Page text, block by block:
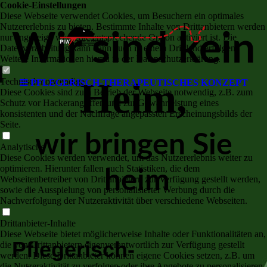
PFLEGERISCH-THERAPEUTISCHES KONZEPT
Wir sind kein
Heim,
wir bringen Sie
heim
Pflegerisch-
Cookie-Einstellungen
Diese Webseite verwendet Cookies, um Besuchern ein optimales
Nutzererlebnis zu bieten. Bestimmte Inhalte von Drittanbietern werden
nur angezeigt, wenn die entsprechende Option aktiviert ist. Die
Datenverarbeitung kann dann auch in einem Drittland erfolgen.
Weitere Informationen hierzu in der Datenschutzerklärung.
Technisch notwendige
Diese Cookies sind zum Betrieb der Webseite notwendig, z.B. zum
Schutz vor Hackerangriffen und zur Gewährleistung eines
konsistenten und der Nachfrage angepassten Erscheinungsbilds der
Seite.
Analytische
Diese Cookies werden verwendet, um das Nutzererlebnis weiter zu
optimieren. Hierunter fallen auch Statistiken, die dem
Webseitenbetreiber von Drittanbietern zur Verfügung gestellt werden,
sowie die Ausspielung von personalisierter Werbung durch die
Nachverfolgung der Nutzeraktivität über verschiedene Webseiten.
Drittanbieter-Inhalte
Diese Webseite bietet möglicherweise Inhalte oder Funktionalitäten an,
die von Drittanbietern eigenverantwortlich zur Verfügung gestellt
werden. Diese Drittanbieter können eigene Cookies setzen, z.B. um